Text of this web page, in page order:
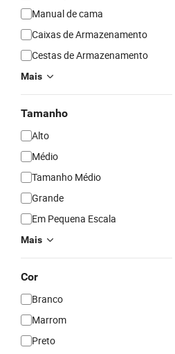
Manual de cama
Caixas de Armazenamento
Cestas de Armazenamento
Mais
Tamanho
Alto
Médio
Tamanho Médio
Grande
Em Pequena Escala
Mais
Cor
Branco
Marrom
Preto